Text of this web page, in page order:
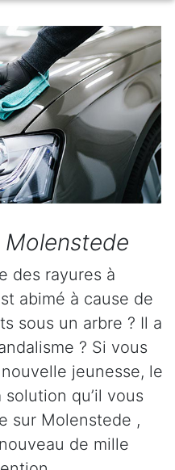
des rayures à
abimé à cause de
sous un arbre ? Il a
? Si vous
jeunesse, le
qu’il vous
sur Molenstede ,
de mille